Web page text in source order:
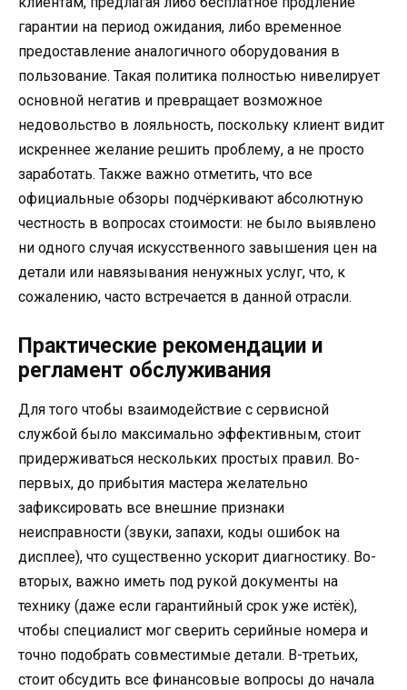
гарантии на период ожидания, либо временное
предоставление аналогичного оборудования в
пользование. Такая политика полностью нивелирует
основной негатив и превращает возможное
недовольство в лояльность, поскольку клиент видит
искреннее желание решить проблему, а не просто
заработать. Также важно отметить, что все
официальные обзоры подчёркивают абсолютную
честность в вопросах стоимости: не было выявлено
ни одного случая искусственного завышения цен на
детали или навязывания ненужных услуг, что, к
сожалению, часто встречается в данной отрасли.
Практические рекомендации и
регламент обслуживания
Для того чтобы взаимодействие с сервисной
службой было максимально эффективным, стоит
придерживаться нескольких простых правил. Во-
первых, до прибытия мастера желательно
зафиксировать все внешние признаки
неисправности (звуки, запахи, коды ошибок на
дисплее), что существенно ускорит диагностику. Во-
вторых, важно иметь под рукой документы на
технику (даже если гарантийный срок уже истёк),
чтобы специалист мог сверить серийные номера и
точно подобрать совместимые детали. В-третьих,
стоит обсудить все финансовые вопросы до начала